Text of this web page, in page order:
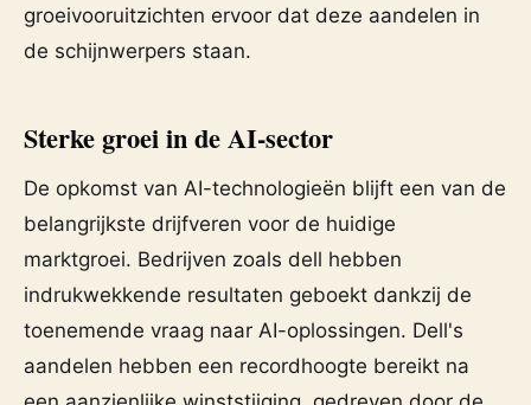
groeivooruitzichten ervoor dat deze aandelen in
de schijnwerpers staan.
Sterke groei in de AI-sector
De opkomst van AI-technologieën blijft een van de
belangrijkste drijfveren voor de huidige
marktgroei. Bedrijven zoals dell hebben
indrukwekkende resultaten geboekt dankzij de
toenemende vraag naar AI-oplossingen. Dell's
aandelen hebben een recordhoogte bereikt na